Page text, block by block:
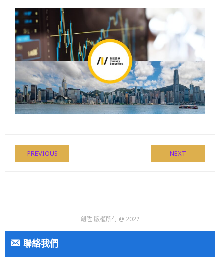
PREVIOUS NEXT
創陞 版權所有 @ 2022
聯絡我們